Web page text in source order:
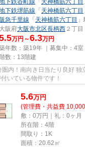
下鉄谷町線 「 天神橋筋六丁目
下鉄堺筋線 「 天神橋筋六丁目
阪急千里線 「 天神橋筋六丁目
大阪府大阪市北区長柄西 ２丁目
万円～6.3万円
年数：築19年 ｜募集中： 4室
階数：13階建
内！南向き日当たり良好 独
いている物件です！
5.6万円
(管理費・共益費
敷：0万円｜礼：0ヶ月
所在階：4階
間取り：1K
面積：20.62㎡